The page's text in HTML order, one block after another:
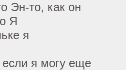
Эн-то, как он
Я
я
я могу еще